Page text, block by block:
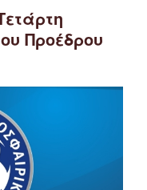
Προέδρου